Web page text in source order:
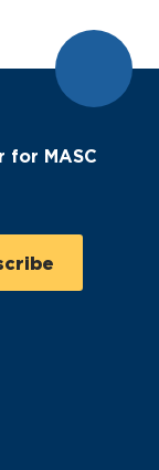
for MASC